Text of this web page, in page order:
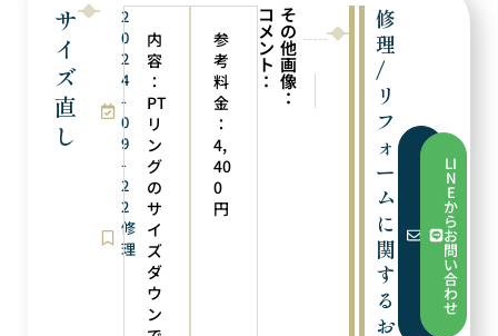
サ
イ
ズ
直
し
2
0
2
4
-
0
9
-
2
2
修
理
内
容
：
PT
リ
ン
グ
の
サ
イ
ズ
ダ
ウ
ン
参
考
料
金
：
4,
40
0
円
コ
メ
ン
ト
：
そ
の
他
画
像
： ペンダントトップにリメイク
ピアスへリフォーム
修
理
/
リ
フ
ォ
ー
ム
に
関
す
る
お
フ
ら
お
せ
LI
N
E
か
ら
お
問
い
合
わ
せ